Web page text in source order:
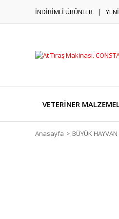
İNDİRİMLİ ÜRÜNLER
VETERİNER
Anasayfa BÜYÜK